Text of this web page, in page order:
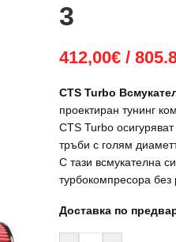
3
412,00€ /
CTS Turbo
проектиран тунинг
CTS Turbo
тръби с голям
С тази всмукателна
турбокомпресора без
Доставка по